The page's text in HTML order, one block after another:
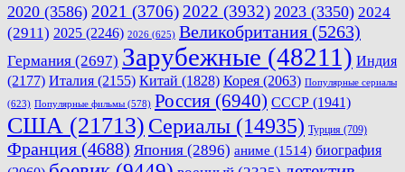
2020 (3586) 2021 (3706) 2022 (3932) 2023 (3350) 2024
(2911) 2025 (2246) 2026 (625) Великобритания (5263)
Германия (2697) Зарубежные (48211) Индия
(2177) Италия (2155) Китай (1828) Корея (2063) Популярные сериалы
(623) Популярные фильмы (578) Россия (6940) СССР (1941)
США (21713) Сериалы (14935) Турция (709)
Франция (4688) Япония (2896) аниме (1514) биография